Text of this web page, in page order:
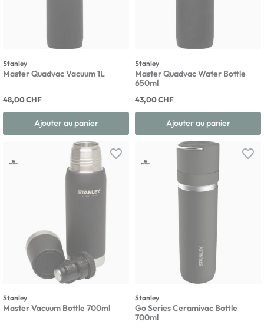
Stanley
Master Quadvac Vacuum 1L
48,00 CHF
Ajouter au panier
Stanley
Master Quadvac Water Bottle
650ml
43,00 CHF
Ajouter au panier
favorite_border
Stanley
Master Vacuum Bottle 700ml
favorite_border
Stanley
Go Series Ceramivac Bottle
700ml